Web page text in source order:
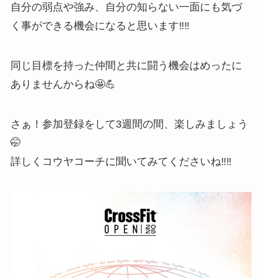
自分の弱点や強み、自分の知らない一面にも気づ
く事ができる機会になると思います‼️‼️
同じ目標を持った仲間と共に闘う機会はめったに
ありませんからね🤩💪
さぁ！参加登録をして3週間の間、楽しみましょう
🤭
詳しくコウヤコーチに聞いてみてくださいね‼️‼️